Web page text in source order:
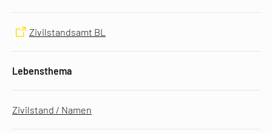
Zivilstandsamt BL
Lebensthema
Zivilstand / Namen